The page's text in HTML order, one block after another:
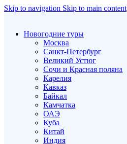
Skip to navigation Skip to main content
Новогодние туры
Москва
Санкт-Петербург
Великий Устюг
Сочи и Красная поляна
Карелия
Кавказ
Байкал
Камчатка
ОАЭ
Куба
Китай
Индия